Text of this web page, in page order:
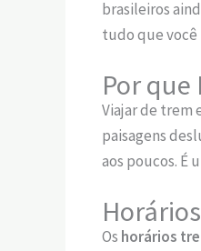
brasileiros
tudo que você
Por que
Viajar de trem
paisagens
aos poucos. É
Os horários